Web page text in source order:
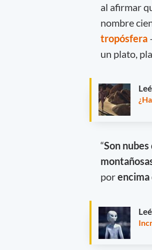
al afirmar
nombre
tropósfera
un plato,
“Son
porencima